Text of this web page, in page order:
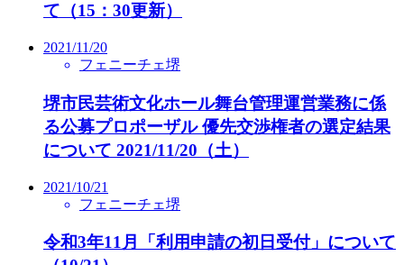
て（15：30更新）
2021/11/20
フェニーチェ堺
堺市民芸術文化ホール舞台管理運営業務に係
る公募プロポーザル 優先交渉権者の選定結果
について 2021/11/20（土）
2021/10/21
フェニーチェ堺
令和3年11月「利用申請の初日受付」について